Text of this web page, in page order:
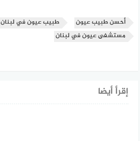
أحسن طبيب عيون
طبيب عيون في لبنان
مستشفى عيون في لبنان
إقرأ أيضا